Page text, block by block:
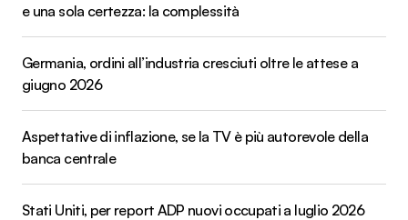
e una sola certezza: la complessità
Germania, ordini all’industria cresciuti oltre le attese a
giugno 2026
Aspettative di inflazione, se la TV è più autorevole della
banca centrale
Stati Uniti, per report ADP nuovi occupati a luglio 2026